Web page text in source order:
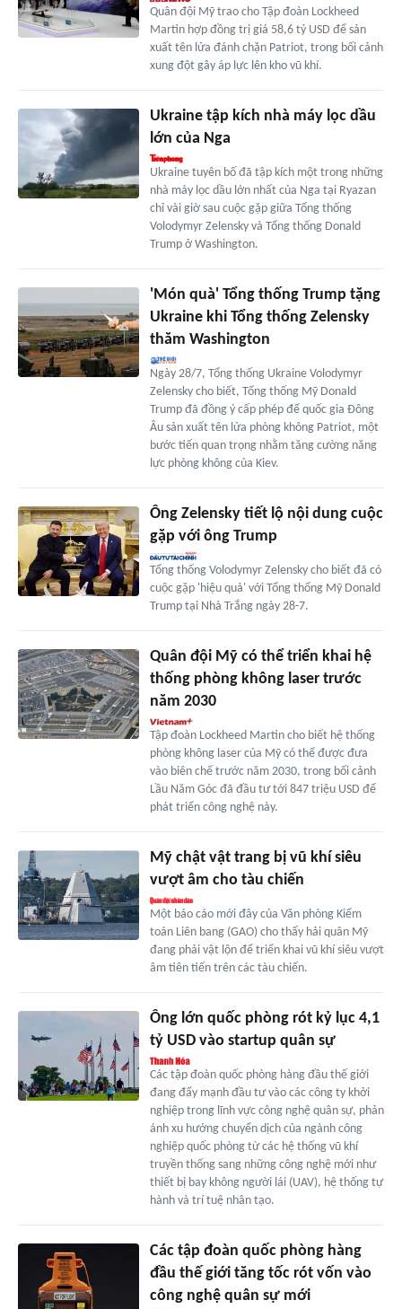
Quân đội Mỹ trao cho Tập đoàn Lockheed
Martin hợp đồng trị giá 58,6 tỷ USD để sản
xuất tên lửa đánh chặn Patriot, trong bối cảnh
xung đột gây áp lực lên kho vũ khí.
Ukraine tập kích nhà máy lọc dầu
lớn của Nga
Ukraine tuyên bố đã tập kích một trong những
nhà máy lọc dầu lớn nhất của Nga tại Ryazan
chỉ vài giờ sau cuộc gặp giữa Tổng thống
Volodymyr Zelensky và Tổng thống Donald
Trump ở Washington.
'Món quà' Tổng thống Trump tặng
Ukraine khi Tổng thống Zelensky
thăm Washington
Ngày 28/7, Tổng thống Ukraine Volodymyr
Zelensky cho biết, Tổng thống Mỹ Donald
Trump đã đồng ý cấp phép để quốc gia Đông
Âu sản xuất tên lửa phòng không Patriot, một
bước tiến quan trọng nhằm tăng cường năng
lực phòng không của Kiev.
Ông Zelensky tiết lộ nội dung cuộc
gặp với ông Trump
Tổng thống Volodymyr Zelensky cho biết đã có
cuộc gặp 'hiệu quả' với Tổng thống Mỹ Donald
Trump tại Nhà Trắng ngày 28-7.
Quân đội Mỹ có thể triển khai hệ
thống phòng không laser trước
năm 2030
Tập đoàn Lockheed Martin cho biết hệ thống
phòng không laser của Mỹ có thể được đưa
vào biên chế trước năm 2030, trong bối cảnh
Lầu Năm Góc đã đầu tư tới 847 triệu USD để
phát triển công nghệ này.
Mỹ chật vật trang bị vũ khí siêu
vượt âm cho tàu chiến
Một báo cáo mới đây của Văn phòng Kiểm
toán Liên bang (GAO) cho thấy hải quân Mỹ
đang phải vật lộn để triển khai vũ khí siêu vượt
âm tiên tiến trên các tàu chiến.
Ông lớn quốc phòng rót kỷ lục 4,1
tỷ USD vào startup quân sự
Các tập đoàn quốc phòng hàng đầu thế giới
đang đẩy mạnh đầu tư vào các công ty khởi
nghiệp trong lĩnh vực công nghệ quân sự, phản
ánh xu hướng chuyển dịch của ngành công
nghiệp quốc phòng từ các hệ thống vũ khí
truyền thống sang những công nghệ mới như
thiết bị bay không người lái (UAV), hệ thống tự
hành và trí tuệ nhân tạo.
Các tập đoàn quốc phòng hàng
đầu thế giới tăng tốc rót vốn vào
công nghệ quân sự mới